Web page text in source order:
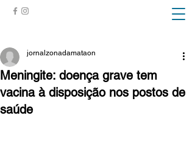
Meningite: doença grave tem
vacina à disposição nos postos de
saúde
jornalzonadamataon